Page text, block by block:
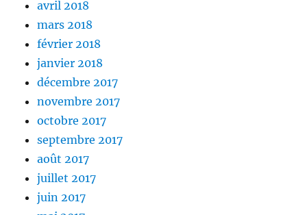
avril 2018
mars 2018
février 2018
janvier 2018
décembre 2017
novembre 2017
octobre 2017
septembre 2017
août 2017
juillet 2017
juin 2017